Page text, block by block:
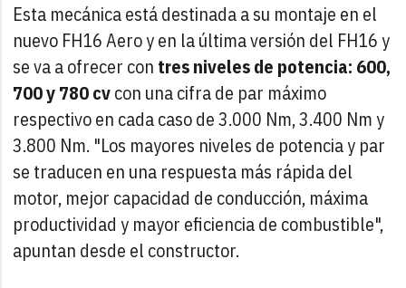
Esta mecánica está destinada a su montaje en el
nuevo FH16 Aero y en la última versión del FH16 y
se va a ofrecer con tres niveles de potencia: 600,
700 y 780 cvcon una cifra de par máximo
respectivo en cada caso de 3.000 Nm, 3.400 Nm y
3.800 Nm. "Los mayores niveles de potencia y par
se traducen en una respuesta más rápida del
motor, mejor capacidad de conducción, máxima
productividad y mayor eficiencia de combustible",
apuntan desde el constructor.